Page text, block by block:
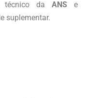
técnico da ANS e
suplementar.